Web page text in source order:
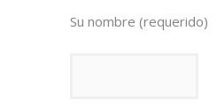
Su nombre (requerido)